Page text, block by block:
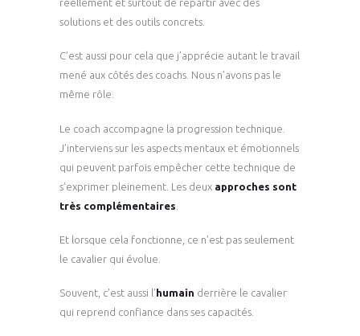
réellement et surtout de repartir avec des
solutions et des outils concrets.
C’est aussi pour cela que j’apprécie autant le travail
mené aux côtés des coachs. Nous n’avons pas le
même rôle.
Le coach accompagne la progression technique.
J’interviens sur les aspects mentaux et émotionnels
qui peuvent parfois empêcher cette technique de
s’exprimer pleinement. Les deux approches sont
très complémentaires
Et lorsque cela fonctionne, ce n’est pas seulement
le cavalier qui évolue.
Souvent, c’est aussi l’humain derrière le cavalier
qui reprend confiance dans ses capacités.